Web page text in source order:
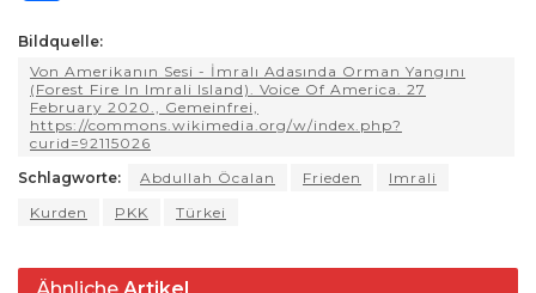
ts
A
p
p
ra
m
b
o
o
k
s
k
y
d
s
t
Li
ar
e
Bildquelle:
Von Amerikanın Sesi - İmralı Adasında Orman Yangını
(Forest Fire In Imrali Island). Voice Of America. 27
February 2020., Gemeinfrei,
https://commons.wikimedia.org/w/index.php?
curid=92115026
Schlagworte:
Abdullah Öcalan Frieden
Imrali
Kurden
PKK Türkei